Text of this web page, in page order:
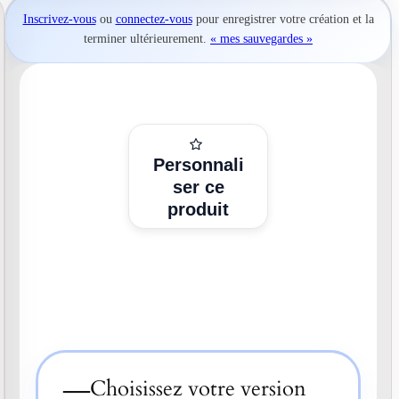
Inscrivez-vousou connectez-vouspour enregistrer votre création et la
terminer ultérieurement. « mes sauvegardes »
Personnali
ser ce
produit
—Choisissez votre version